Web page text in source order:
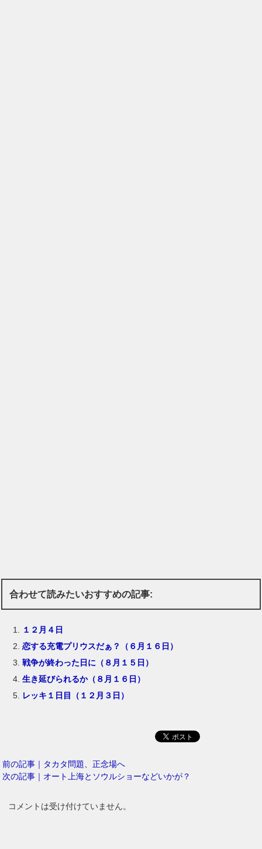
合わせて読みたいおすすめの記事:
１２月４日
恋する充電プリウスだぁ？（６月１６日）
戦争が終わった日に（８月１５日）
生き延びられるか（８月１６日）
レッキ１日目（１２月３日）
前の記事｜タカタ問題、正念場へ
次の記事｜オート上海とソウルショーなどいかが？
コメントは受け付けていません。